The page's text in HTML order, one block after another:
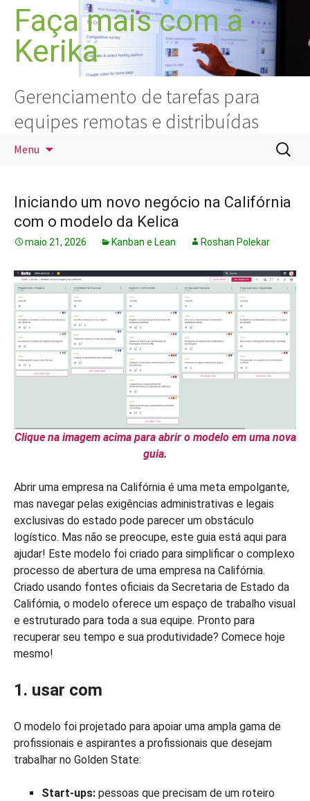
Pular
para
conteúdo
Faça mais com a
Kerika
Gerenciamento de tarefas para
equipes remotas e distribuídas
Menu
por:
Iniciando um novo negócio na Califórnia
com o modelo da Kelica
maio 21, 2026 Kanban e Lean Roshan Polekar
Clique na imagem acima para abrir o modelo em uma nova
guia.
Abrir uma empresa na Califórnia é uma meta empolgante,
mas navegar pelas exigências administrativas e legais
exclusivas do estado pode parecer um obstáculo
logístico. Mas não se preocupe, este guia está aqui para
ajudar! Este modelo foi criado para simplificar o complexo
processo de abertura de uma empresa na Califórnia.
Criado usando fontes oficiais da Secretaria de Estado da
Califórnia, o modelo oferece um espaço de trabalho visual
e estruturado para toda a sua equipe. Pronto para
recuperar seu tempo e sua produtividade? Comece hoje
mesmo!
1. usar com
O modelo foi projetado para apoiar uma ampla gama de
profissionais e aspirantes a profissionais que desejam
trabalhar no Golden State:
Start-ups: pessoas que precisam de um roteiro